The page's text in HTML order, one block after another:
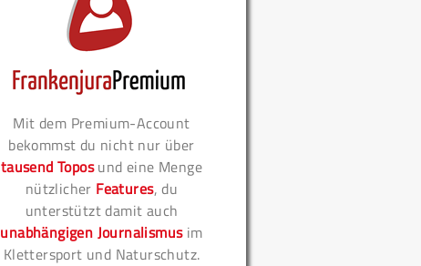
Mit dem Premium-Account
bekommst du nicht nur über
tausend Toposund eine Menge
nützlicher Features, du
unterstützt damit auch
unabhängigen Journalismusim
Klettersport und Naturschutz.